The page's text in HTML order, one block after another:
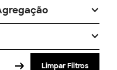
Limpar Filtros